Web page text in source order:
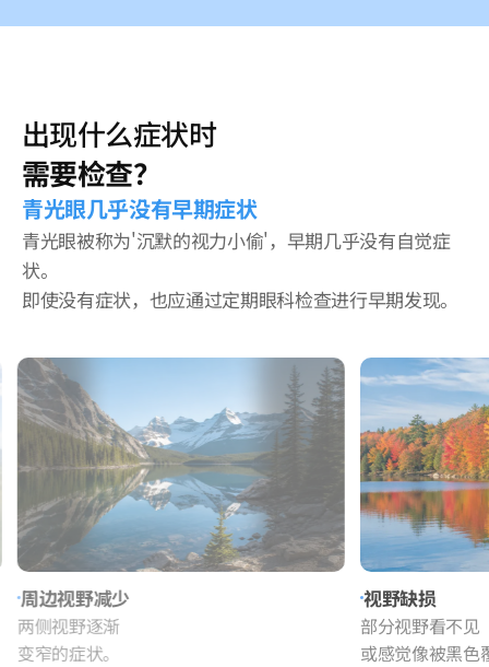
出现什么症状时
需要检查？
青光眼几乎没有早期症状
青光眼被称为'沉默的视力小偷'，早期几乎没有自觉症
状。
即使没有症状，也应通过定期眼科检查进行早期发现。
视野缺损
部分视野看不见
或感觉像被黑色覆盖。
隧道视
疾病进
周边视